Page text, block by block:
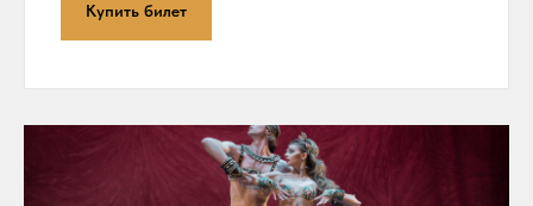
Купить билет